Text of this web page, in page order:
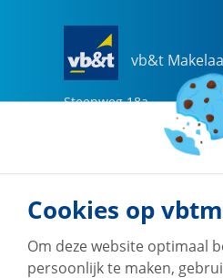
vb&t
Steenweg 18a
helmond@vbtmakelaars.nl
Naar vestiging
Cookies op
Om deze website optimaal
persoonlijk te maken,